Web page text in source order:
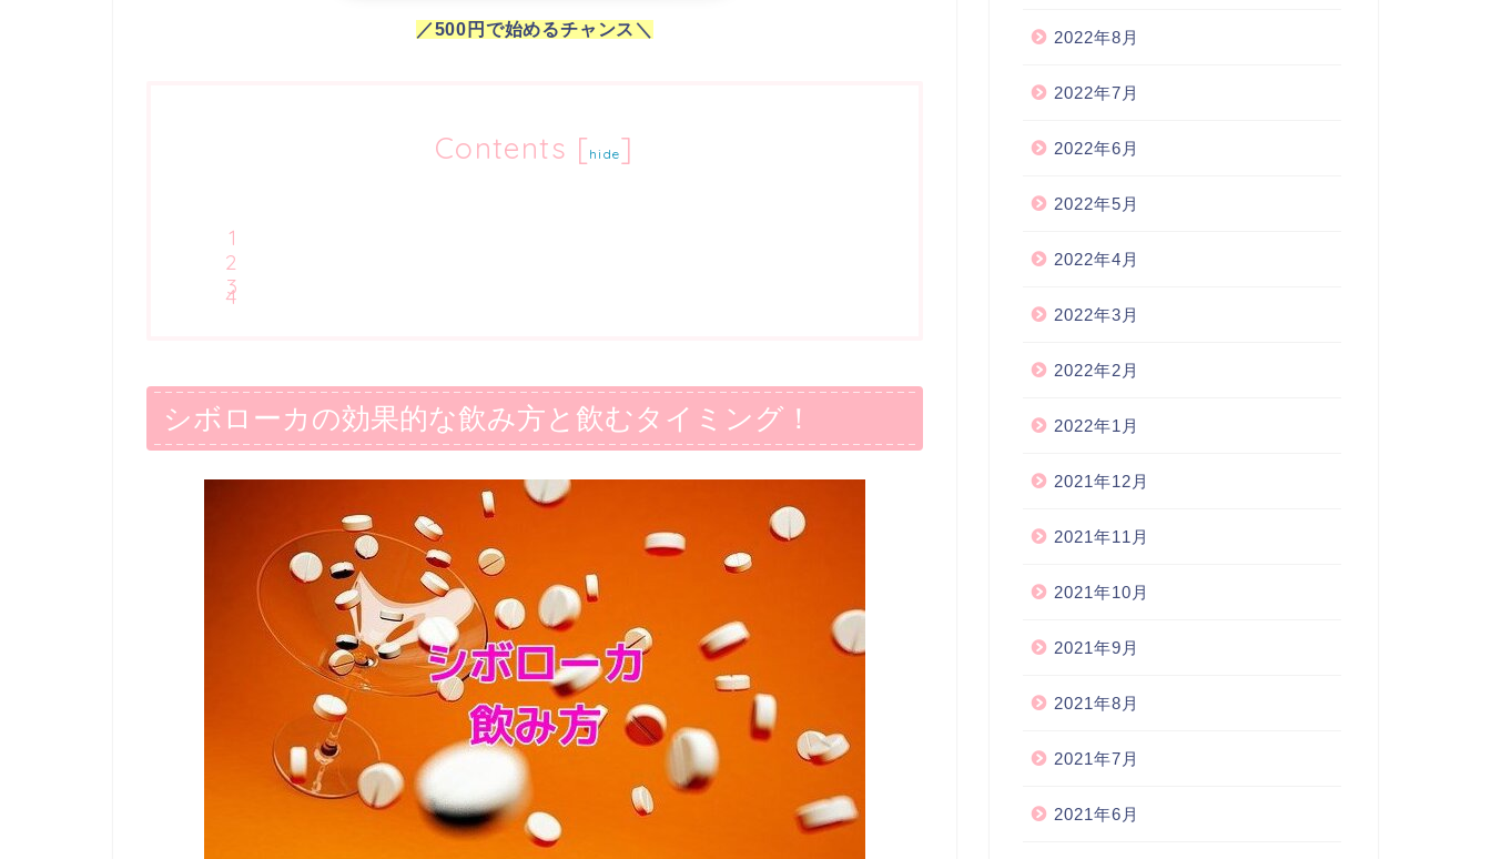
／500円で始めるチャンス＼
Contents [ hide]
シボローカの効果的な飲み方と飲むタイミング！
2022年8月
2022年7月
2022年6月
2022年5月
2022年4月
2022年3月
2022年2月
2022年1月
2021年12月
2021年11月
2021年10月
2021年9月
2021年8月
2021年7月
2021年6月